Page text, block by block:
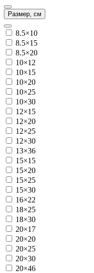
Размер, см
8.5×10
8.5×15
8.5×20
10×12
10×15
10×20
10×25
10×30
12×15
12×20
12×25
12×30
13×36
15×15
15×20
15×25
15×30
16×22
18×25
18×30
20×17
20×20
20×25
20×30
20×46